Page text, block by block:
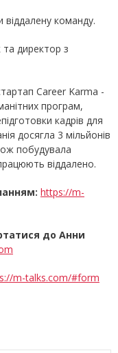
команду.
директор з
Career Karma -
програм,
кадрів для
досягла 3 мільйонів
побудувала
віддалено.
https://m-
до Анни
m-talks.com/#form